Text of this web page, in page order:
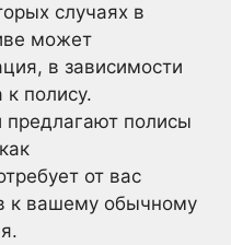
случаях в
может
в зависимости
полису.
полисы
от вас
к вашему обычному